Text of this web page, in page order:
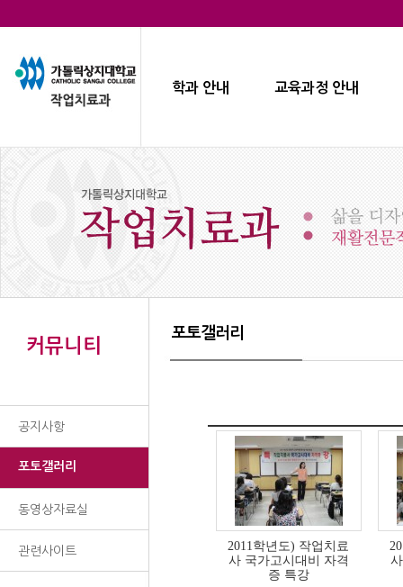
학과 안내 교육과정 안내
커뮤니티
공지사항
포토갤러리
동영상자료실
관련사이트
포토갤러리
2011학년도) 작업치료
사 국가고시대비 자격
증 특강